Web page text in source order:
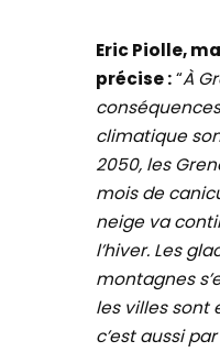
Eric Piolle,
précise :“À
climatique
2050, les
mois de
neige va
l’hiver. Les
montagnes
les villes sont
c’est aussi